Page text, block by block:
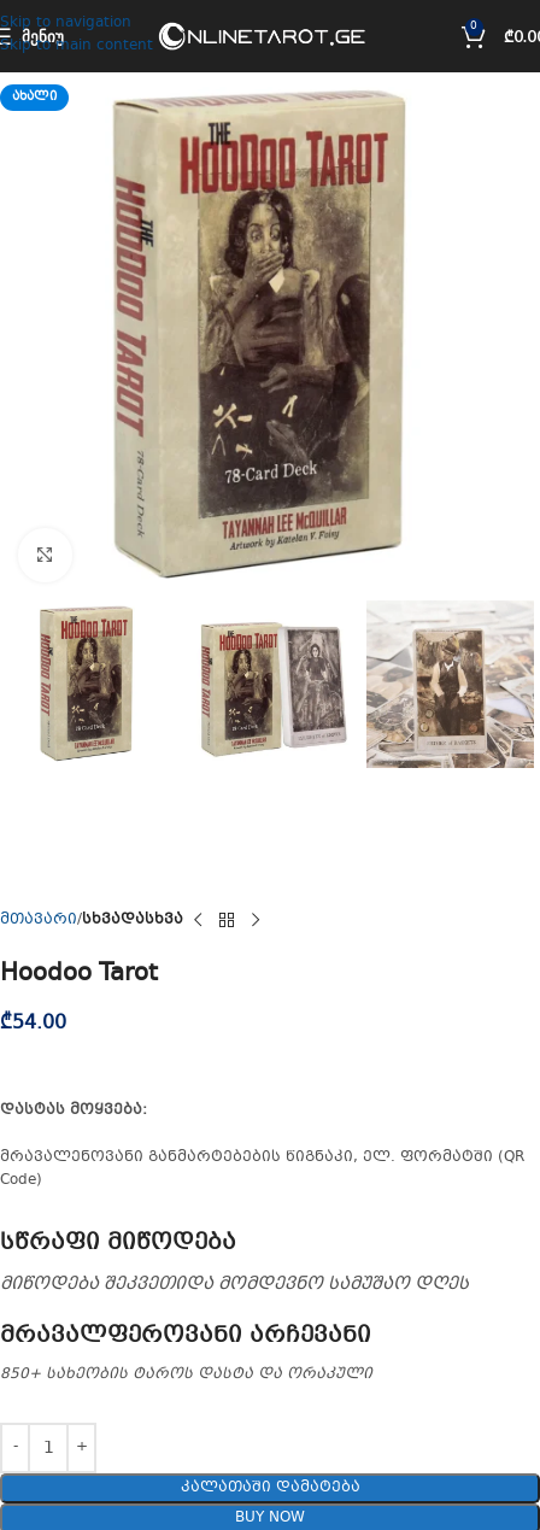
Skip to navigation
Skip to main content
ᲛᲔᲜᲘᲣ 0 ₾
ᲐᲮᲐᲚᲘ
Click to enlarge
მთავარი სხვადასხვა
Hoodoo Tarot
₾54.00
დასტას მოყვება:
მრავალენოვანი განმარტებების წიგნაკი, ელ. ფორმატში (QR
Code)
სწრაფი მიწოდება
მიწოდება შეკვეთიდა მომდევნო სამუშაო დღეს
მრავალფეროვანი არჩევანი
850+ სახეობის ტაროს დასტა და ორაკული
ᲙᲐᲚᲐᲗᲐᲨᲘ ᲓᲐᲛᲐᲢᲔᲑᲐ
BUY NOW